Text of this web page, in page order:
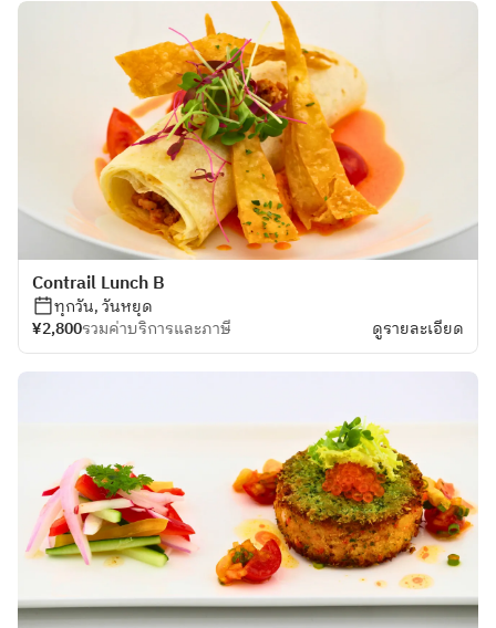
Contrail Lunch B
ทุกวัน, วันหยุด
¥2,800รวมค่าบริการและภาษี ดูรายละเอียด